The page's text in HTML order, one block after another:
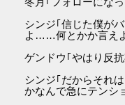
シンジ｢信じた僕が
よ……何とかか言え
ゲンドウ｢やはり反
シンジ｢だからそれ
かなんで急にテンシ